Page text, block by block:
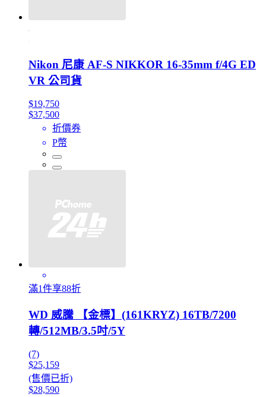
Nikon 尼康 AF-S NIKKOR 16-35mm f/4G ED
VR 公司貨
$19,750
$37,500
折價券
P幣
滿1件享88折
WD 威騰 【金標】(161KRYZ) 16TB/7200
轉/512MB/3.5吋/5Y
(7)
$25,159
(售價已折)
$28,590